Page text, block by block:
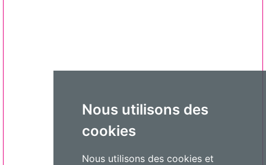
Nous utilisons des
cookies
Nous utilisons des cookies et